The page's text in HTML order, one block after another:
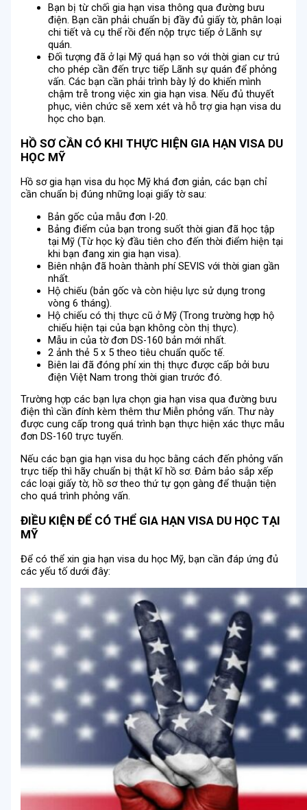
Bạn bị từ chối gia hạn visa thông qua đường bưu
điện. Bạn cần phải chuẩn bị đầy đủ giấy tờ, phân loại
chi tiết và cụ thể rồi đến nộp trực tiếp ở Lãnh sự
quán.
Đối tượng đã ở lại Mỹ quá hạn so với thời gian cư trú
cho phép cần đến trực tiếp Lãnh sự quán để phỏng
vấn. Các bạn cần phải trình bày lý do khiến mình
chậm trễ trong việc xin gia hạn visa. Nếu đủ thuyết
phục, viên chức sẽ xem xét và hỗ trợ gia hạn visa du
học cho bạn.
HỒ SƠ CẦN CÓ KHI THỰC HIỆN GIA HẠN VISA DU
HỌC MỸ
Hồ sơ gia hạn visa du học Mỹ khá đơn giản, các bạn chỉ
cần chuẩn bị đúng những loại giấy tờ sau:
Bản gốc của mẫu đơn I-20.
Bảng điểm của bạn trong suốt thời gian đã học tập
tại Mỹ (Từ học kỳ đầu tiên cho đến thời điểm hiện tại
khi bạn đang xin gia hạn visa).
Biên nhận đã hoàn thành phí SEVIS với thời gian gần
nhất.
Hộ chiếu (bản gốc và còn hiệu lực sử dụng trong
vòng 6 tháng).
Hộ chiếu có thị thực cũ ở Mỹ (Trong trường hợp hộ
chiếu hiện tại của bạn không còn thị thực).
Mẫu in của tờ đơn DS-160 bản mới nhất.
2 ảnh thẻ 5 x 5 theo tiêu chuẩn quốc tế.
Biên lai đã đóng phí xin thị thực được cấp bởi bưu
điện Việt Nam trong thời gian trước đó.
Trường hợp các bạn lựa chọn gia hạn visa qua đường bưu
điện thì cần đính kèm thêm thư Miễn phỏng vấn. Thư này
được cung cấp trong quá trình bạn thực hiện xác thực mẫu
đơn DS-160 trực tuyến.
Nếu các bạn gia hạn visa du học bằng cách đến phỏng vấn
trực tiếp thì hãy chuẩn bị thật kĩ hồ sơ. Đảm bảo sắp xếp
các loại giấy tờ, hồ sơ theo thứ tự gọn gàng để thuận tiện
cho quá trình phỏng vấn.
ĐIỀU KIỆN ĐỂ CÓ THỂ GIA HẠN VISA DU HỌC TẠI
MỸ
Để có thể xin gia hạn visa du học Mỹ, bạn cần đáp ứng đủ
các yếu tố dưới đây: